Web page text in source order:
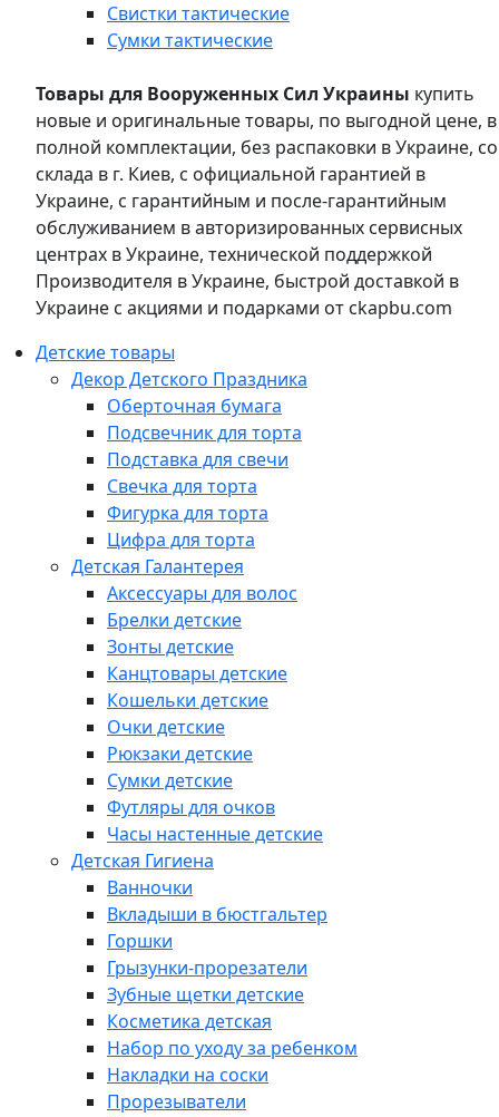
Свистки тактические
Сумки тактические
Товары для Вооруженных Сил Украины купить
новые и оригинальные товары, по выгодной цене, в
полной комплектации, без распаковки в Украине, со
склада в г. Киев, с официальной гарантией в
Украине, с гарантийным и после-гарантийным
обслуживанием в авторизированных сервисных
центрах в Украине, технической поддержкой
Производителя в Украине, быстрой доставкой в
Украине с акциями и подарками от ckapbu.com
Детские товары
Декор Детского Праздника
Оберточная бумага
Подсвечник для торта
Подставка для свечи
Свечка для торта
Фигурка для торта
Цифра для торта
Детская Галантерея
Аксессуары для волос
Брелки детские
Зонты детские
Канцтовары детские
Кошельки детские
Очки детские
Рюкзаки детские
Сумки детские
Футляры для очков
Часы настенные детские
Детская Гигиена
Ванночки
Вкладыши в бюстгальтер
Горшки
Грызунки-прорезатели
Зубные щетки детские
Косметика детская
Набор по уходу за ребенком
Накладки на соски
Прорезыватели